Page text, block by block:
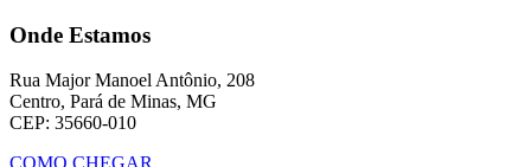
Onde Estamos
Rua Major Manoel Antônio, 208
Centro, Pará de Minas, MG
CEP: 35660-010